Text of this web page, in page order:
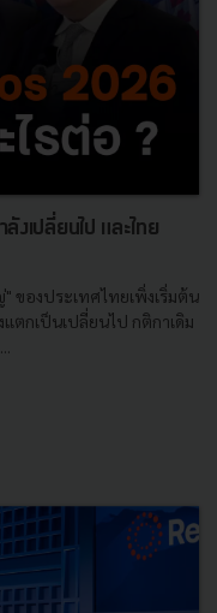
งเปลี่ยนไป และไทย
ของประเทศไทยเพิ่งเริ่มต้น
แตกเป็นเปลี่ยนไป กติกาเดิม